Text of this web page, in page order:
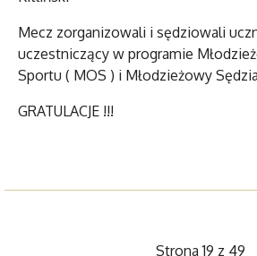
Mecz zorganizowali i sędziowali
uczestniczący w programie
Sportu ( MOS ) i Młodzieżowy
GRATULACJE !!!
Strona 19 z 49